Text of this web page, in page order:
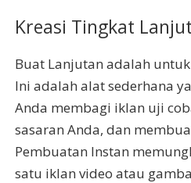
Kreasi Tingkat
Buat Lanjutan adalah
Ini adalah alat sederhana
Anda membagi iklan uji
sasaran Anda, dan
Pembuatan Instan
satu iklan video atau